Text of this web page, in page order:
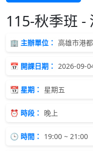
115-秋季班 -
🏢 主辦單位： 高雄市港
📅 開課日期： 2026-09-
📆 星期： 星期五
⏰ 時段： 晚上
🕒 時間： 19:00 ~ 21:00